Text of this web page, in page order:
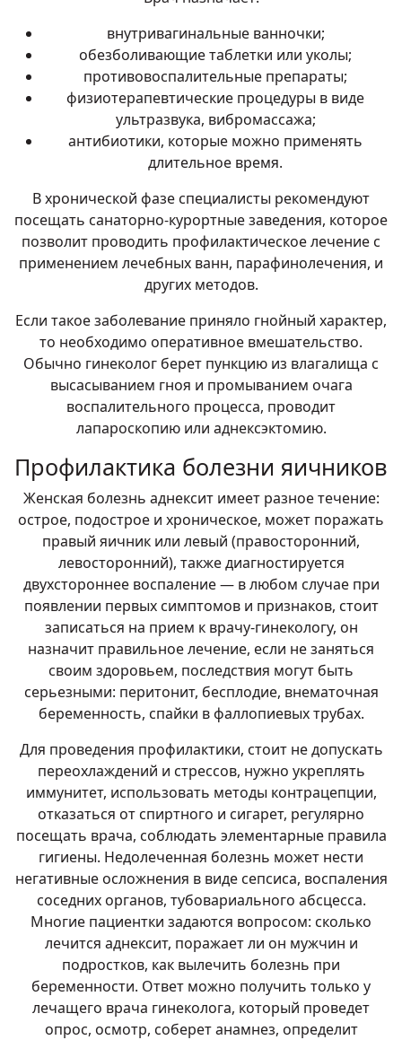
внутривагинальные ванночки;
обезболивающие таблетки или уколы;
противовоспалительные препараты;
физиотерапевтические процедуры в виде
ультразвука, вибромассажа;
антибиотики, которые можно применять
длительное время.
В хронической фазе специалисты рекомендуют
посещать санаторно-курортные заведения, которое
позволит проводить профилактическое лечение с
применением лечебных ванн, парафинолечения, и
других методов.
Если такое заболевание приняло гнойный характер,
то необходимо оперативное вмешательство.
Обычно гинеколог берет пункцию из влагалища с
высасыванием гноя и промыванием очага
воспалительного процесса, проводит
лапароскопию или аднексэктомию.
Профилактика болезни яичников
Женская болезнь аднексит имеет разное течение:
острое, подострое и хроническое, может поражать
правый яичник или левый (правосторонний,
левосторонний), также диагностируется
двухстороннее воспаление — в любом случае при
появлении первых симптомов и признаков, стоит
записаться на прием к врачу-гинекологу, он
назначит правильное лечение, если не заняться
своим здоровьем, последствия могут быть
серьезными: перитонит, бесплодие, внематочная
беременность, спайки в фаллопиевых трубах.
Для проведения профилактики, стоит не допускать
переохлаждений и стрессов, нужно укреплять
иммунитет, использовать методы контрацепции,
отказаться от спиртного и сигарет, регулярно
посещать врача, соблюдать элементарные правила
гигиены. Недолеченная болезнь может нести
негативные осложнения в виде сепсиса, воспаления
соседних органов, тубовариального абсцесса.
Многие пациентки задаются вопросом: сколько
лечится аднексит, поражает ли он мужчин и
подростков, как вылечить болезнь при
беременности. Ответ можно получить только у
лечащего врача гинеколога, который проведет
опрос, осмотр, соберет анамнез, определит